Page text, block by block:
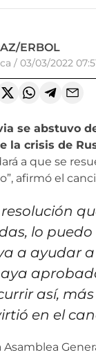
ERBOL
/ 03/03/2022
se abstuvo
la crisis de
a que se
afirmó el
resolución
lo
a ayudar
así,
en el
Asamblea